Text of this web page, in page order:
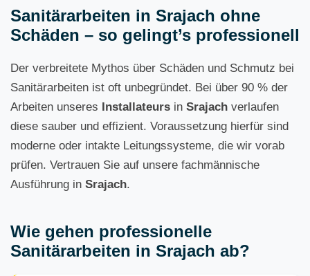
Sanitärarbeiten in Srajach ohne
Schäden – so gelingt’s professionell
Der verbreitete Mythos über Schäden und Schmutz bei
Sanitärarbeiten ist oft unbegründet. Bei über 90 % der
Arbeiten unseres Installateurs in Srajach verlaufen
diese sauber und effizient. Voraussetzung hierfür sind
moderne oder intakte Leitungssysteme, die wir vorab
prüfen. Vertrauen Sie auf unsere fachmännische
Ausführung in Srajach.
Wie gehen professionelle
Sanitärarbeiten in Srajach ab?